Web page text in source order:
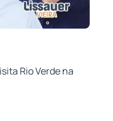
Rio Verde na